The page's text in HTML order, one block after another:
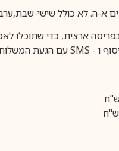
ארצית, כדי שתוכלו
ו - SMSעם הגעת המשלוח